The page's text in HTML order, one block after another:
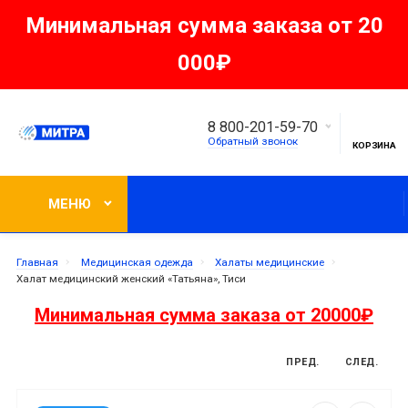
Минимальная сумма заказа от 20
000₽
8 800-201-59-70
Обратный звонок КОРЗИНА
МЕНЮ
Главная Медицинская одежда
Халаты медицинские
Халат медицинский женский «Татьяна», Тиси
Минимальная сумма заказа от 20000₽
ПРЕД. СЛЕД.